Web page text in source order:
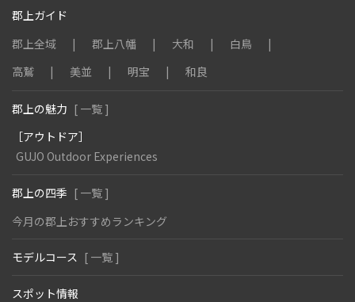
郡上ガイド
郡上全域
郡上八幡 大和
白鳥
高鷲
美並 明宝 和良
郡上の魅力 [ 一覧 ]
［アウトドア］
GUJO Outdoor Experiences
郡上の四季 [ 一覧 ]
今月の郡上おすすめランキング
モデルコース [ 一覧 ]
スポット情報